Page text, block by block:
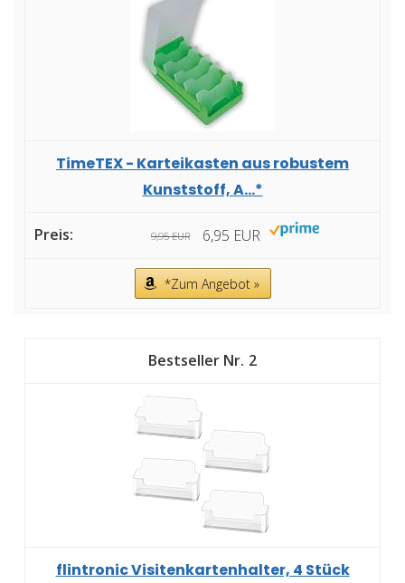
TimeTEX - Karteikasten aus robustem
Kunststoff, A...*
9,95 EUR 6,95 EUR
*Zum Angebot »
2
flintronic Visitenkartenhalter, 4 Stück